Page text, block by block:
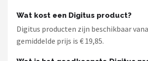
Wat kost een Digitus product?
Digitus producten zijn beschikbaar
gemiddelde prijs is € 19,85.